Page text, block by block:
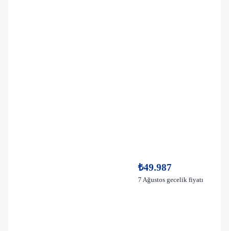
₺49.987
7 Ağustos gecelik fiyatı